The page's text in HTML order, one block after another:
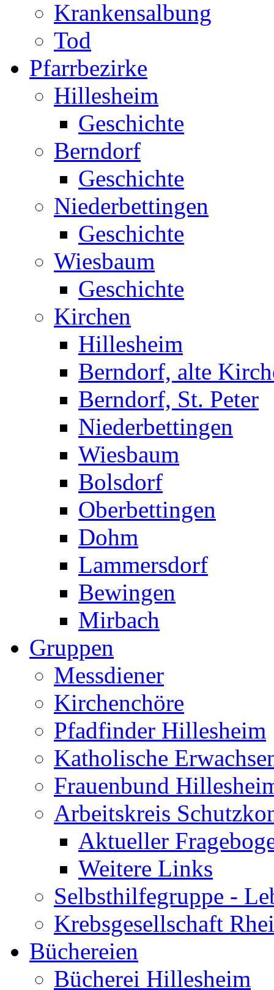
Krankensalbung
Tod
Pfarrbezirke
Hillesheim
Geschichte
Berndorf
Geschichte
Niederbettingen
Geschichte
Wiesbaum
Geschichte
Kirchen
Hillesheim
Berndorf, alte
Berndorf, St. Peter
Niederbettingen
Wiesbaum
Bolsdorf
Oberbettingen
Dohm
Lammersdorf
Bewingen
Mirbach
Gruppen
Messdiener
Kirchenchöre
Pfadfinder Hillesheim
Katholische
Frauenbund
Arbeitskreis
Aktueller
Weitere Links
Selbsthilfegruppe -
Krebsgesellschaft
Büchereien
Bücherei Hillesheim